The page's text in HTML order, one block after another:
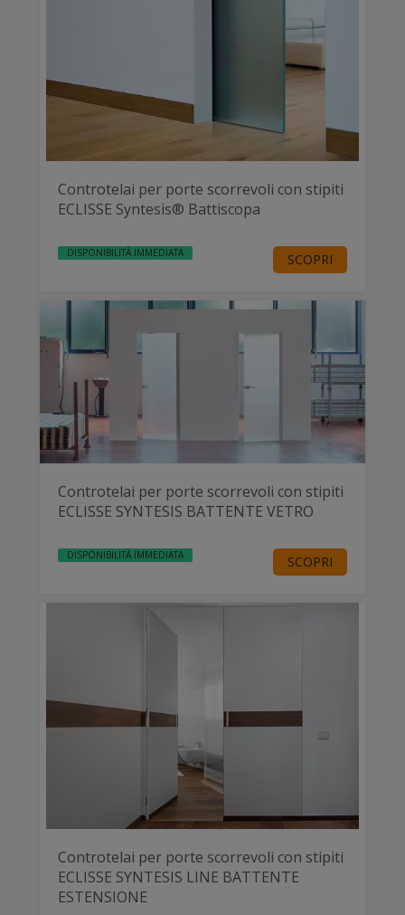
Controtelai per porte scorrevoli con stipiti
ECLISSE Syntesis® Battiscopa
DISPONIBILITÀ IMMEDIATA SCOPRI
Controtelai per porte scorrevoli con stipiti
ECLISSE SYNTESIS BATTENTE VETRO
DISPONIBILITÀ IMMEDIATA SCOPRI
Controtelai per porte scorrevoli con stipiti
ECLISSE SYNTESIS LINE BATTENTE
ESTENSIONE